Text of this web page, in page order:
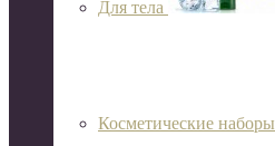
Для тела
Косметические наборы